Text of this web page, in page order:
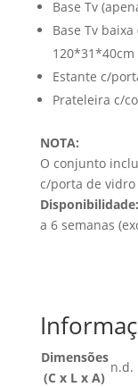
Base Tv
Base Tv
120*31*40cm
Estante c/
Prateleira c/
NOTA:
O conjunto
c/porta de vidro
Disponibilidade:
a 6 semanas
Dimensões
(C x L x A)
n.d.